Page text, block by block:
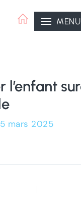
MENU
l’enfant
5 mars 2025